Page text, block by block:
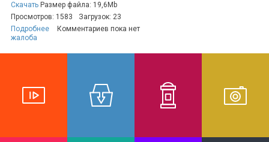
Скачать Размер файла: 19,6Mb
Просмотров: 1583
Загрузок: 23
Подробнее
Комментариев пока нет
жалоба